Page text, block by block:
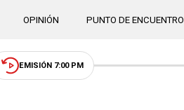
OPINIÓN PUNTO DE ENCUENTRO
EMISIÓN 7:00 PM